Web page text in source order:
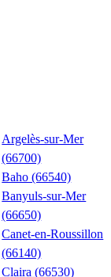
Argelès-sur-Mer
(66700)
Baho (66540)
Banyuls-sur-Mer
(66650)
Canet-en-Roussillon
(66140)
Claira (66530)